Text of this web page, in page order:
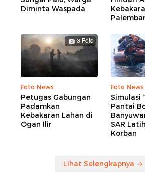
Diminta Waspada
3 Foto
Foto News
Petugas Gabungan
Padamkan
Kebakaran Lahan di
Ogan Ilir
Foto News
Simulasi
Pantai
SAR
Korban
Lihat Selengkapnya